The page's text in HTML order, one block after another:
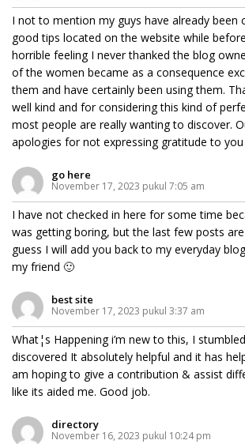
I not to mention my guys have already been
good tips located on the website while
horrible feeling I never thanked the blog
of the women became as a consequence
them and have certainly been using them.
well kind and for considering this kind of
most people are really wanting to discover.
apologies for not expressing gratitude to you
go here
November 17, 2023 pukul 7:05 am
I have not checked in here for some time
was getting boring, but the last few posts
guess I will add you back to my everyday
my friend 🙂
best site
November 17, 2023 pukul 3:37 am
What¦s Happening i’m new to this, I
discovered It absolutely helpful and it has
am hoping to give a contribution & assist
like its aided me. Good job.
directory
November 16, 2023 pukul 10:24 pm